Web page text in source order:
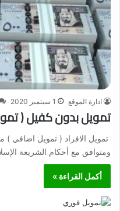
ادارة الموقع 1 سبتمبر 2020
تمويل بدون كفيل (
ومتوافق مع أحكام الشريعة
أكمل القراءة »